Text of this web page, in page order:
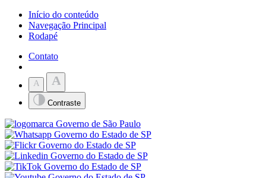
Início do conteúdo
Navegação Principal
Rodapé
Contato
A A
Contraste